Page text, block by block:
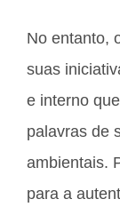
No entanto,
suas
e interno
palavras de
ambientais.
para a